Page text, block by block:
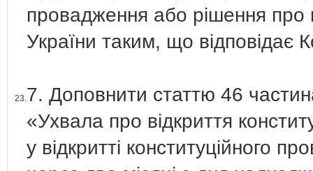
провадження або рішення про
України таким, що відповідає
23.7. Доповнити статтю 46
«Ухвала про відкриття
у відкритті конституційного